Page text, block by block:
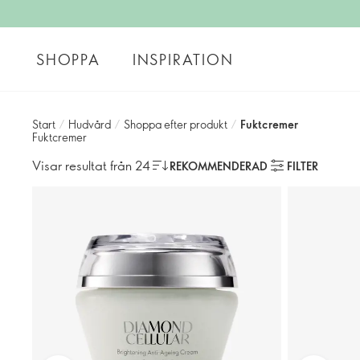
SHOPPA INSPIRATION
Start / Hudvård / Shoppa efter produkt / Fuktcremer
Fuktcremer
Visar resultat från 24 REKOMMENDERAD FILTER